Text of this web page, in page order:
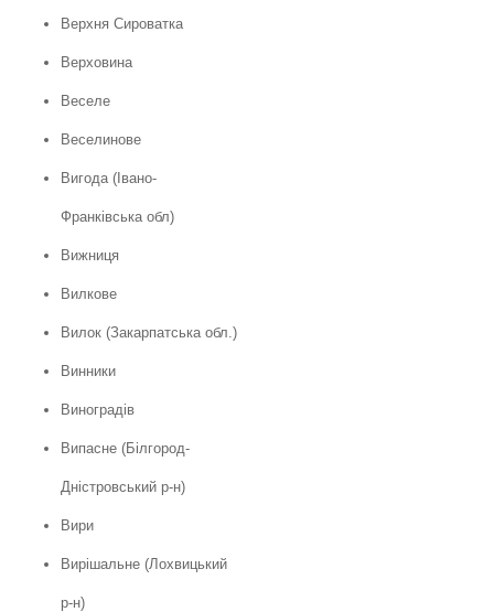
Верхня Сироватка
Верховина
Веселе
Веселинове
Вигода (Івано-
Франківська обл)
Вижниця
Вилкове
Вилок (Закарпатська обл.)
Винники
Виноградів
Випасне (Білгород-
Дністровський р-н)
Вири
Вирішальне (Лохвицький
р-н)